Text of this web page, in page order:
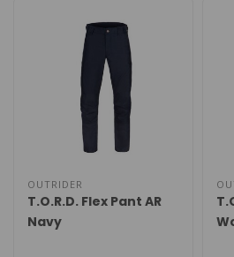
OUTRIDER
T.O.R.D. Flex Pant AR
Navy